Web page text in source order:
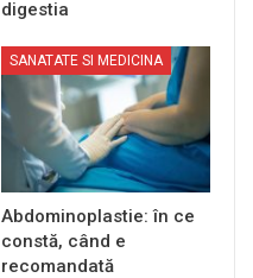
digestia
SANATATE SI MEDICINA
Abdominoplastie: în ce
constă, când e
recomandată